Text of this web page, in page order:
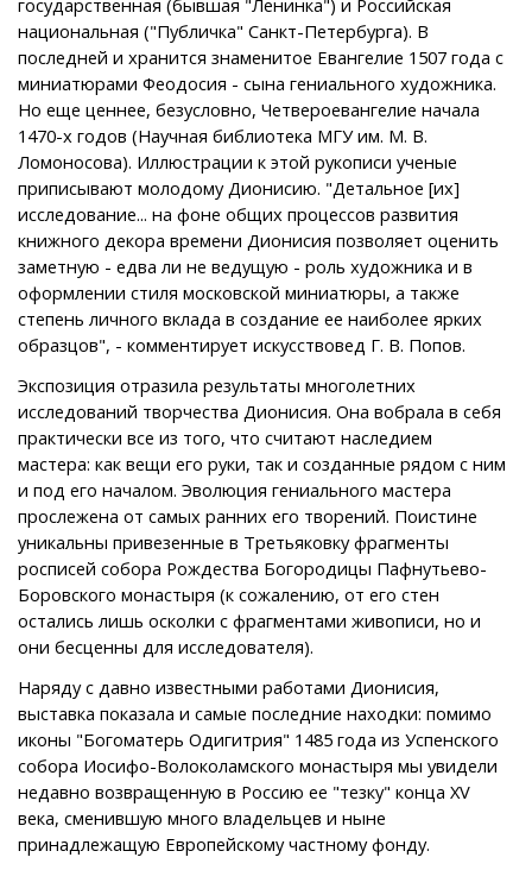
национальная ("Публичка" Санкт-Петербурга). В
последней и хранится знаменитое Евангелие 1507 года с
миниатюрами Феодосия - сына гениального художника.
Но еще ценнее, безусловно, Четвероевангелие начала
1470-х годов (Научная библиотека МГУ им. М. В.
Ломоносова). Иллюстрации к этой рукописи ученые
приписывают молодому Дионисию. "Детальное [их]
исследование... на фоне общих процессов развития
книжного декора времени Дионисия позволяет оценить
заметную - едва ли не ведущую - роль художника и в
оформлении стиля московской миниатюры, а также
степень личного вклада в создание ее наиболее ярких
образцов", - комментирует искусствовед Г. В. Попов.
Экспозиция отразила результаты многолетних
исследований творчества Дионисия. Она вобрала в себя
практически все из того, что считают наследием
мастера: как вещи его руки, так и созданные рядом с ним
и под его началом. Эволюция гениального мастера
прослежена от самых ранних его творений. Поистине
уникальны привезенные в Третьяковку фрагменты
росписей собора Рождества Богородицы Пафнутьево-
Боровского монастыря (к сожалению, от его стен
остались лишь осколки с фрагментами живописи, но и
они бесценны для исследователя).
Наряду с давно известными работами Дионисия,
выставка показала и самые последние находки: помимо
иконы "Богоматерь Одигитрия" 1485 года из Успенского
собора Иосифо-Волоколамского монастыря мы увидели
недавно возвращенную в Россию ее "тезку" конца XV
века, сменившую много владельцев и ныне
принадлежащую Европейскому частному фонду.